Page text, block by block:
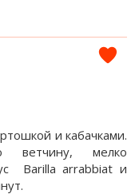
и кабачками.
ветчину, мелко
Barilla arrabbiat и